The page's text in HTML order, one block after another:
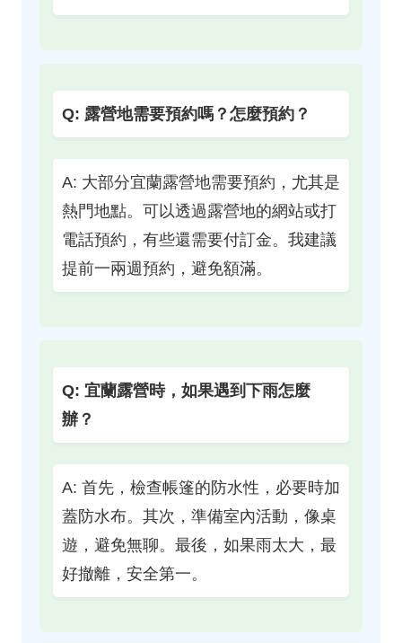
Q: 露營地需要預約嗎？怎麼預約？
A: 大部分宜蘭露營地需要預約，尤其是
熱門地點。可以透過露營地的網站或打
電話預約，有些還需要付訂金。我建議
提前一兩週預約，避免額滿。
Q: 宜蘭露營時，如果遇到下雨怎麼
辦？
A: 首先，檢查帳篷的防水性，必要時加
蓋防水布。其次，準備室內活動，像桌
遊，避免無聊。最後，如果雨太大，最
好撤離，安全第一。